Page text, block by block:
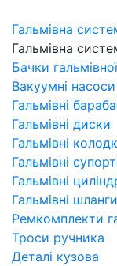
Гальмівна
Гальмівна
Бачки
Вакуумні насоси
Гальмівні
Гальмівні диски
Гальмівні
Гальмівні
Гальмівні
Гальмівні
Ремкомплекти
Троси ручника
Деталі кузова